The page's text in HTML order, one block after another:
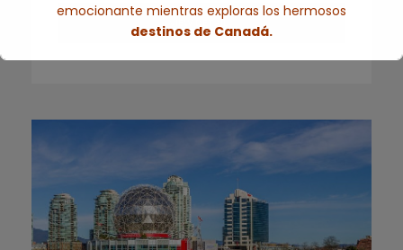
VIEW DETAILS
emocionante mientras exploras los hermosos
destinos de Canadá.